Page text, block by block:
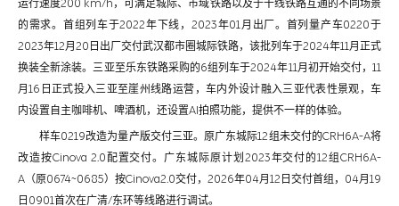
运行速度200 km/h，可满足城际、市域铁路以及于干线铁路互通的不同场景
的需求。首组列车于2022年下线，2023年01月出厂。首列量产车0220于
2023年12月20日出厂交付武汉都市圈城际铁路，该批列车于2024年11月正式
换装全新涂装。三亚至乐东铁路采购的6组列车于2024年11月初开始交付，11
月16日正式投入三亚至崖州线路运营，车内外设计融入三亚代表性景观，车
内设置自主咖啡机、啤酒机，还设置AI拍照功能，提供不一样的体验。
样车0219改造为量产版交付三亚。原广东城际12组未交付的CRH6A-A将
改造按Cinova 2.0配置交付。广东城际原计划2023年交付的12组CRH6A-
A（原0674~0685）按Cinova2.0交付，2026年04月12日交付首组，04月19
日0901首次在广清/东环等线路进行调试。